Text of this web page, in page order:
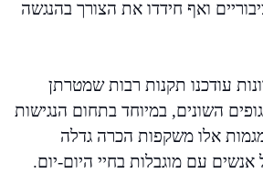
ואף חידדו את הצורך בהנגשה
עודכנו תקנות רבות שמטרתן
השונים, במיוחד בתחום הנגישות
מגמות אלו משקפות הכרה גדלה
עם מוגבלות בחיי היום-יום.